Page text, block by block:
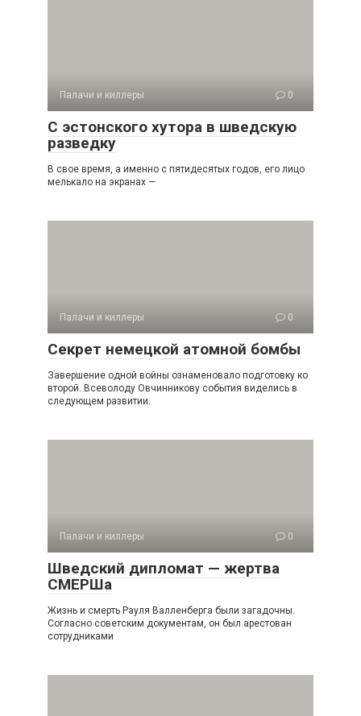
Палачи и киллеры 0
С эстонского хутора в шведскую
разведку
В свое время, а именно с пятидесятых годов, его лицо
мелькало на экранах —
Палачи и киллеры 0
Секрет немецкой атомной бомбы
Завершение одной войны ознаменовало подготовку ко
второй. Всеволоду Овчинникову события виделись в
следующем развитии.
Палачи и киллеры 0
Шведский дипломат — жертва
СМЕРШа
Жизнь и смерть Рауля Валленберга были загадочны.
Согласно советским документам, он был арестован
сотрудниками